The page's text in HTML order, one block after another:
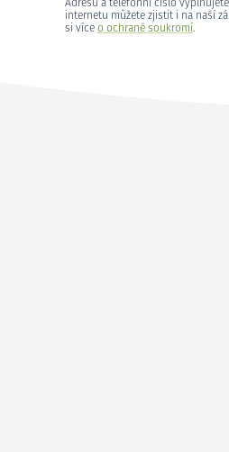
Adresu a telefonní číslo
internetu můžete zjistit i na naší
si více o ochraně soukromí.